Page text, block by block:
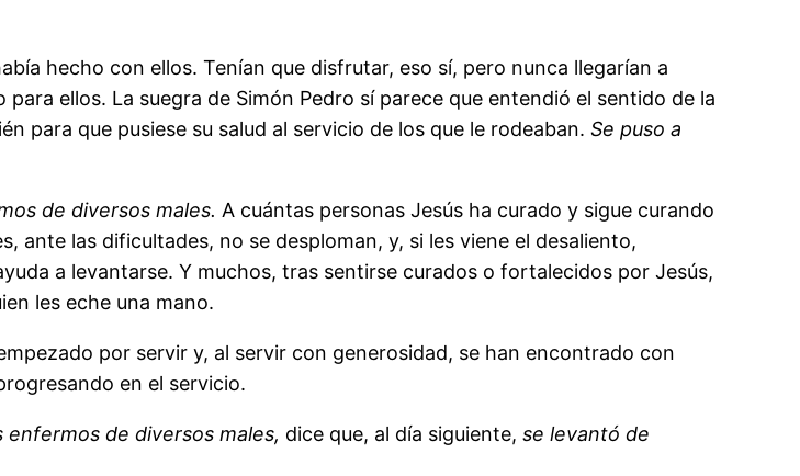
hecho con ellos. Tenían que disfrutar, eso sí, pero nunca llegarían a
ellos. La suegra de Simón Pedro sí parece que entendió el sentido de la
para que pusiese su salud al servicio de los que le rodeaban.Se puso a
de diversos males. A cuántas personas Jesús ha curado y sigue curando
ante las dificultades, no se desploman, y, si les viene el desaliento,
a levantarse. Y muchos, tras sentirse curados o fortalecidos por Jesús,
les eche una mano.
por servir y, al servir con generosidad, se han encontrado con
en el servicio.
enfermos de diversos males, dice que, al día siguiente,se levantó de